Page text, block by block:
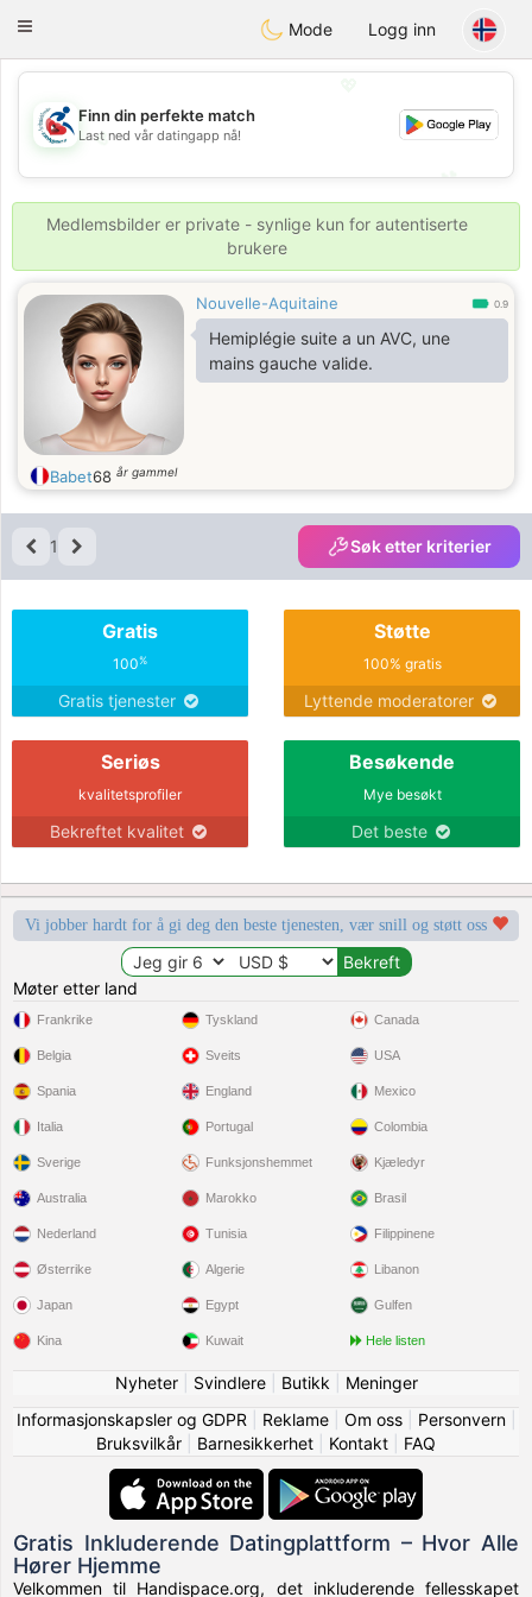
Handi Space
Toggle
Mode Logg inn
💖
💕
Finn din perfekte match
Last ned vår datingapp nå!
Medlemsbilder er private - synlige kun for autentiserte
brukere
Nouvelle-Aquitaine 0.9
Hemiplégie suite a un AVC, une
mains gauche valide.
Babet68 år gammel
1 Søk etter kriterier
Gratis
100%
Gratis tjenester
Støtte
100% gratis
Lyttende moderatorer
Seriøs
kvalitetsprofiler
Bekreftet kvalitet
Besøkende
Mye besøkt
Det beste
Vi jobber hardt for å gi deg den beste tjenesten, vær snill og støtt oss
Møter etter land
Frankrike
Belgia
Spania
Italia
Sverige
Tyskland
Sveits
England
Portugal
Funksjonshemmet
Canada
USA
Mexico
Colombia
Kjæledyr
Australia
Nederland
Østerrike
Japan
Kina
Marokko
Tunisia
Algerie
Egypt
Kuwait
Brasil
Filippinene
Libanon
Gulfen
Hele listen
Nyheter| Svindlere| Butikk
Meninger
Informasjonskapsler og GDPR
Reklame| Om oss| Personvern|
Bruksvilkår
Barnesikkerhet Kontakt FAQ
Gratis Inkluderende Datingplattform – Hvor Alle
Hører Hjemme
Velkommen til Handispace.org, det inkluderende fellesskapet